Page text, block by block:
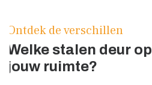
Ontdek de verschillen
Welke stalen deur
jouw ruimte?